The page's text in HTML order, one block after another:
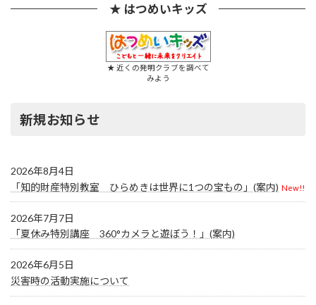
★ はつめいキッズ
★ 近くの発明クラブを調べて
みよう
新規お知らせ
2026年8月4日
「知的財産特別教室 ひらめきは世界に1つの宝もの」(案内) New!!
2026年7月7日
「夏休み特別講座 360°カメラと遊ぼう！」(案内)
2026年6月5日
災害時の活動実施について